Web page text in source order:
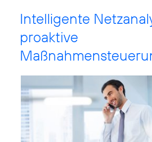
Intelligente
proaktive